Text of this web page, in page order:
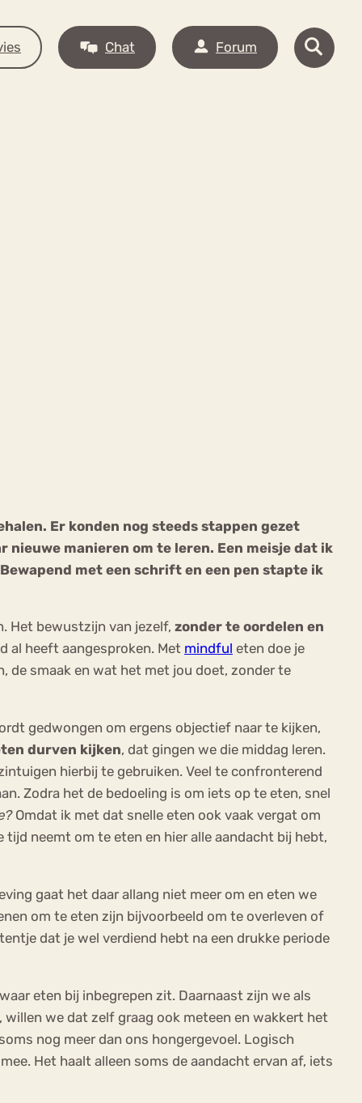
Chat Forum
Er konden nog steeds stappen gezet
manieren om te leren. Een meisje dat ik
met een schrift en een pen stapte ik
Het bewustzijn van jezelf, zonder te oordelen en
al heeft aangesproken. Met mindful eten doe je
de smaak en wat het met jou doet, zonder te
gedwongen om ergens objectief naar te kijken,
durven kijken, dat gingen we die middag leren.
hierbij te gebruiken. Veel te confronterend
Zodra het de bedoeling is om iets op te eten, snel
Omdat ik met dat snelle eten ook vaak vergat om
neemt om te eten en hier alle aandacht bij hebt,
gaat het daar allang niet meer om en eten we
om te eten zijn bijvoorbeeld om te overleven of
dat je wel verdiend hebt na een drukke periode
eten bij inbegrepen zit. Daarnaast zijn we als
we dat zelf graag ook meteen en wakkert het
nog meer dan ons hongergevoel. Logisch
Het haalt alleen soms de aandacht ervan af, iets